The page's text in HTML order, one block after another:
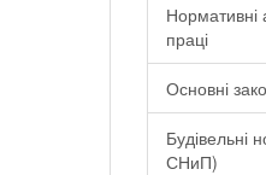
Нормативні
праці
Основні
Будівельні
СНиП)